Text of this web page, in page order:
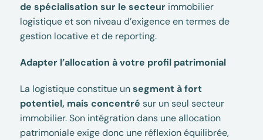
de spécialisation sur le secteur immobilier
logistique et son niveau d’exigence en termes de
gestion locative et de reporting.
Adapter l’allocation à votre profil patrimonial
La logistique constitue unsegment à fort
potentiel, mais concentré sur un seul secteur
immobilier. Son intégration dans une allocation
patrimoniale exige donc une réflexion équilibrée,